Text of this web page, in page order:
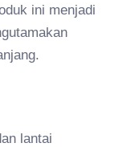
ini menjadi
lantai